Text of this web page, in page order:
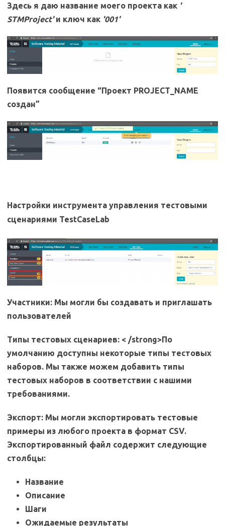
Здесь я даю название моего проекта как '
STMProject'и ключ как '001'
Появится сообщение “Проект PROJECT_NAME
создан”
Настройки инструмента управления тестовыми
сценариями TestCaseLab
Участники: Мы могли бы создавать и приглашать
пользователей
Типы тестовых сценариев: < /strong>По
умолчанию доступны некоторые типы тестовых
наборов. Мы также можем добавить типы
тестовых наборов в соответствии с нашими
требованиями.
Экспорт: Мы могли экспортировать тестовые
примеры из любого проекта в формат CSV.
Экспортированный файл содержит следующие
столбцы:
Название
Описание
Шаги
Ожидаемые результаты